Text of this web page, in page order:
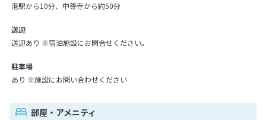
港駅から10分、中尊寺から約50分
送迎
送迎あり ※宿泊施設にお問合せください。
駐車場
あり ※施設にお問い合わせください
部屋・アメニティ